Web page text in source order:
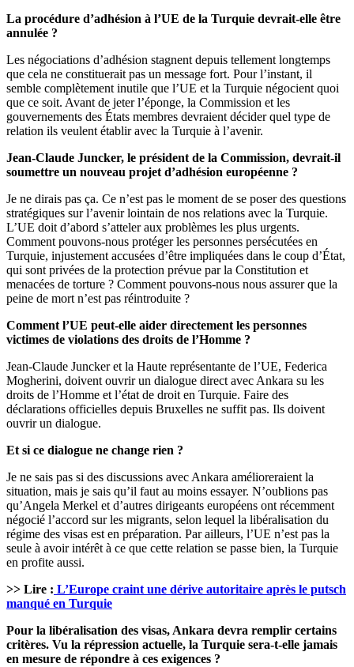
La procédure d’adhésion à l’UE de la Turquie devrait-elle être
annulée ?
Les négociations d’adhésion stagnent depuis tellement longtemps
que cela ne constituerait pas un message fort. Pour l’instant, il
semble complètement inutile que l’UE et la Turquie négocient quoi
que ce soit. Avant de jeter l’éponge, la Commission et les
gouvernements des États membres devraient décider quel type de
relation ils veulent établir avec la Turquie à l’avenir.
Jean-Claude Juncker, le président de la Commission, devrait-il
soumettre un nouveau projet d’adhésion européenne ?
Je ne dirais pas ça. Ce n’est pas le moment de se poser des questions
stratégiques sur l’avenir lointain de nos relations avec la Turquie.
L’UE doit d’abord s’atteler aux problèmes les plus urgents.
Comment pouvons-nous protéger les personnes persécutées en
Turquie, injustement accusées d’être impliquées dans le coup d’État,
qui sont privées de la protection prévue par la Constitution et
menacées de torture ? Comment pouvons-nous nous assurer que la
peine de mort n’est pas réintroduite ?
Comment l’UE peut-elle aider directement les personnes
victimes de violations des droits de l’Homme ?
Jean-Claude Juncker et la Haute représentante de l’UE, Federica
Mogherini, doivent ouvrir un dialogue direct avec Ankara su les
droits de l’Homme et l’état de droit en Turquie. Faire des
déclarations officielles depuis Bruxelles ne suffit pas. Ils doivent
ouvrir un dialogue.
Et si ce dialogue ne change rien ?
Je ne sais pas si des discussions avec Ankara amélioreraient la
situation, mais je sais qu’il faut au moins essayer. N’oublions pas
qu’Angela Merkel et d’autres dirigeants européens ont récemment
négocié l’accord sur les migrants, selon lequel la libéralisation du
régime des visas est en préparation. Par ailleurs, l’UE n’est pas la
seule à avoir intérêt à ce que cette relation se passe bien, la Turquie
en profite aussi.
>> Lire : L’Europe craint une dérive autoritaire après le putsch
manqué en Turquie
Pour la libéralisation des visas, Ankara devra remplir certains
critères. Vu la répression actuelle, la Turquie sera-t-elle jamais
en mesure de répondre à ces exigences ?